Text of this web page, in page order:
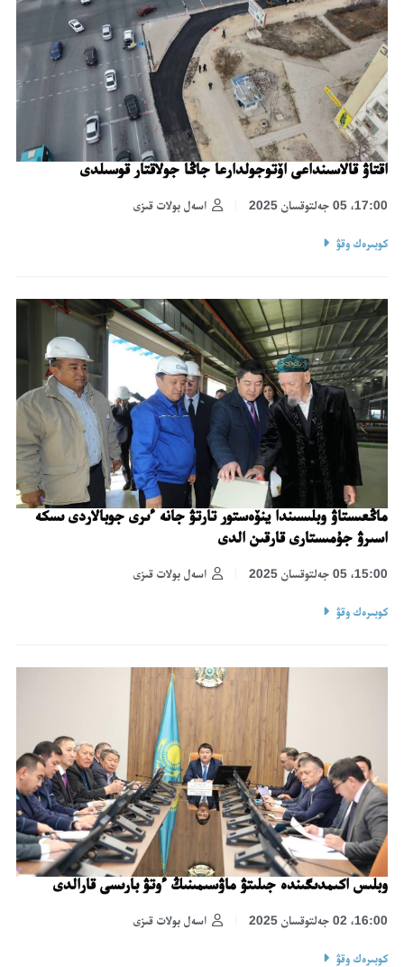
اقتاۋ قالاسىنداعى اۆتوجولدارعا جاڭا جولاقتار قوسىلدى
اسەل بولات قىزى 17:00، 05 جەلتوقسان 2025
كوبىرەك وقۋ
ماڭعىستاۋ وبلىسىندا ينۆەستور تارتۋ جانە ءىرى جوبالاردى ىسكە
اسىرۋ جۇمىستارى قارقىن الدى
اسەل بولات قىزى 15:00، 05 جەلتوقسان 2025
كوبىرەك وقۋ
وبلىس اكىمدىگىندە جىلىتۋ ماۋسىمىنىڭ ءوتۋ بارىسى قارالدى
اسەل بولات قىزى 16:00، 02 جەلتوقسان 2025
كوبىرەك وقۋ